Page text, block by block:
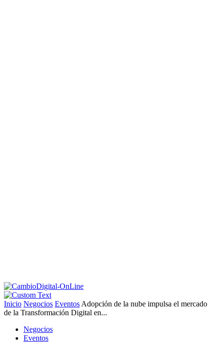
Inicio Negocios Eventos Adopción de la nube impulsa el mercado
de la Transformación Digital en...
Negocios
Eventos